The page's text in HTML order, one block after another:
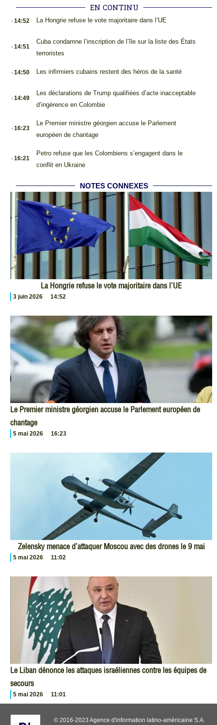
EN CONTINU
.14:52 La Hongrie refuse le vote majoritaire dans l’UE
.14:51
Cuba condamne l’inscription de l’île sur la liste des États
terroristes
.14:50 Les infirmiers cubains restent des héros de la santé
.14:49
Les déclarations de Trump qualifiées d’acte inacceptable
d’ingérence en Colombie
.16:23
Le Premier ministre géorgien accuse le Parlement
européen de chantage
.16:21
Petro refuse que les Colombiens s’engagent dans le
conflit en Ukraine
NOTES CONNEXES
La Hongrie refuse le vote majoritaire dans l’UE
3 juin 2026 14:52
Le Premier ministre géorgien accuse le Parlement européen de
chantage
5 mai 2026 16:23
Zelensky menace d’attaquer Moscou avec des drones le 9 mai
5 mai 2026 11:02
Le Liban dénonce les attaques israéliennes contre les équipes de
secours
5 mai 2026 11:01
© 2016-2023 Agence d'information latino-américaine S.A.